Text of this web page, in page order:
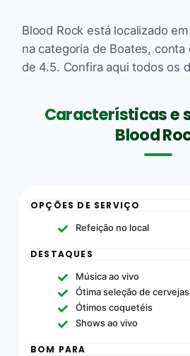
Blood Rock está localizado
na categoria de Boates, conta
de 4.5. Confira aqui todos os
Características e
Blood
OPÇÕES DE SERVIÇO
Refeição no local
DESTAQUES
Música ao vivo
Ótima seleção de cervejas
Ótimos coquetéis
Shows ao vivo
BOM PARA